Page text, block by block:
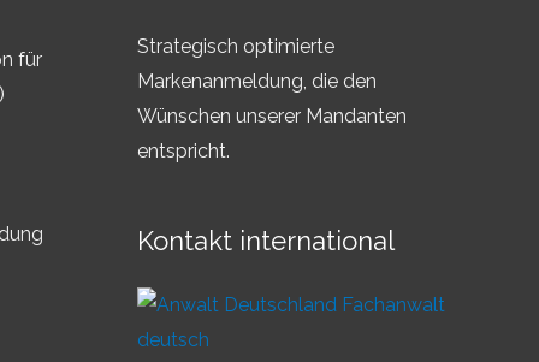
für
Strategisch optimierte
Markenanmeldung, die den
Wünschen unserer Mandanten
entspricht.
Kontakt international